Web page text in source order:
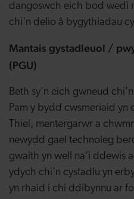
dangoswch eich bod wedi
chi'n delio â bygythiadau
Mantais gystadleuol /
(PGU)
Beth sy'n eich gwneud
Pam y bydd cwsmeriaid yn
Thiel, mentergarwr a
newydd gael technoleg
gwaith yn well na'i ddewis
ydych chi'n cystadlu yn
yn rhaid i chi ddibynnu ar